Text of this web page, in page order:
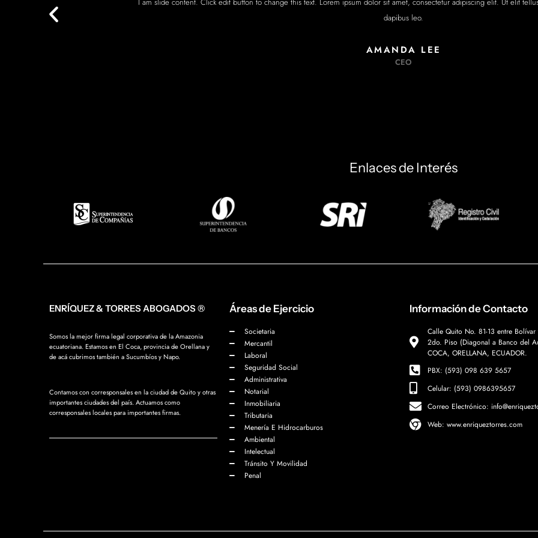
dapibus leo.
AMANDA LEE
CEO
Enlaces de Interés
ENRÍQUEZ & TORRES ABOGADOS ®
Somos la mejor firma legal corporativa de la Amazonia
ecuatoriana. Estamos en El Coca, provincia de Orellana y
de acá cubrimos también a Sucumbíos y Napo.
Contamos con corresponsales en la ciudad de Quito y otras
importantes ciudades del país. Actuamos como
corresponsales locales para importantes firmas.
Áreas de Ejercicio
Societaria
Mercantil
Laboral
Seguridad Social
Administrativa
Notarial
Inmobiliaria
Tributaria
Menería E Hidrocarburos
Ambiental
Intelectual
Tránsito Y Movilidad
Penal
Información de Contacto
Calle Quito No. 81-13 entre Bolívar
2do. Piso (Diagonal a Banco del
COCA, ORELLANA, ECUADOR.
PBX: (593) 098 639 5657
Celular: (593) 0986395657
Correo Electrónico:
Web: www.enriqueztorres.com